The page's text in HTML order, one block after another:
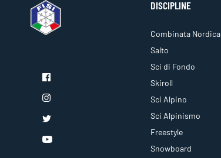
DISCIPLINE
Combinata Nordica
Salto
Sci di Fondo
Skiroll
Sci Alpino
Sci Alpinismo
Freestyle
Snowboard